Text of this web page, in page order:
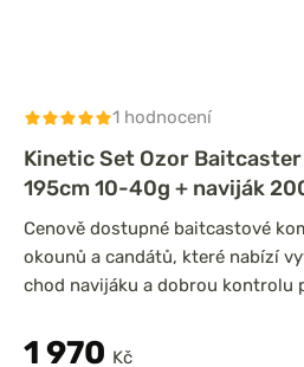
1 hodnocení
Kinetic Set Ozor Baitcaster
195cm 10-40g + naviják
Cenově dostupné baitcastové
okounů a candátů, které nabízí
chod navijáku a dobrou kontrolu
1 970 Kč